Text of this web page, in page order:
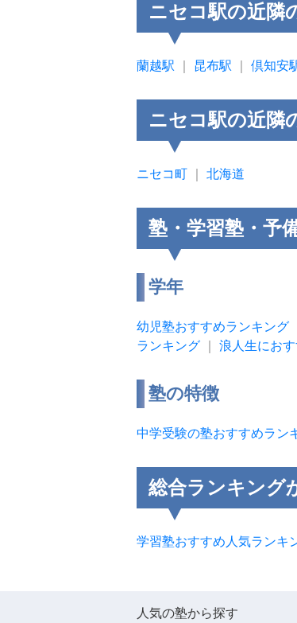
ニセコ駅の近隣
蘭越駅 昆布駅 倶知安
ニセコ駅の近隣
ニセコ町 北海道
塾・学習塾・予
学年
幼児塾おすすめランキング
ランキング
浪人生にお
塾の特徴
中学受験の塾おすすめラン
総合ランキング
学習塾おすすめ人気ランキ
人気の塾から探す